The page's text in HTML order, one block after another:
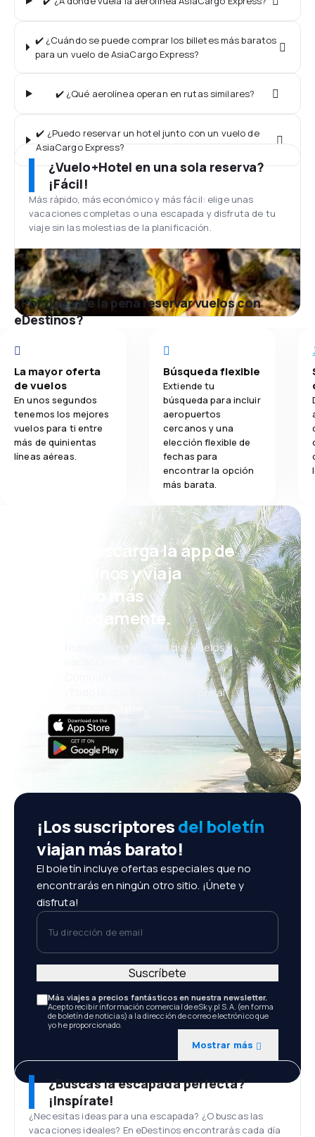
✔️ ¿Cuándo se puede comprar los billetes más baratos
para un vuelo de AsiaCargo Express?
✔️ ¿Qué aerolínea operan en rutas similares?
✔️ ¿Puedo reservar un hotel junto con un vuelo de
AsiaCargo Express?
¿Vuelo+Hotel en una sola reserva?
¡Fácil!
Más rápido, más económico y más fácil: elige unas
vacaciones completas o una escapada y disfruta de tu
viaje sin las molestias de la planificación.
¿Por qué vale la pena reservar vuelos con
eDestinos?
La mayor oferta
de vuelos
En unos segundos
tenemos los mejores
vuelos para ti entre
más de quinientas
líneas aéreas.
Búsqueda flexible
Extiende tu
búsqueda para incluir
aeropuertos
cercanos y una
elección flexible de
fechas para
encontrar la opción
más barata.
¡Eh! Descarga la app de
eDestinos y viaja
incluso más
cómodamente.
Nuevas ofertas cada día: vuelos,
vacaciones, escapadas
Cómoda gestión de reservas
¡Todo lo que importa, siempre al
¡Los suscriptoresdel boletín
viajan más barato!
El boletín incluye ofertas especiales que no
encontrarás en ningún otro sitio. ¡Únete y
disfruta!
Tu dirección de email
Más viajes a precios fantásticos en nuestra newsletter.
Acepto recibir información comercial de eSky.pl S.A. (en forma
de boletín de noticias) a la dirección de correo electrónico que
yo he proporcionado.
Mostrar más
Suscríbete
¿Buscas la escapada perfecta?
¡Inspírate!
¿Necesitas ideas para una escapada? ¿O buscas las
vacaciones ideales? En eDestinos encontrarás cada día